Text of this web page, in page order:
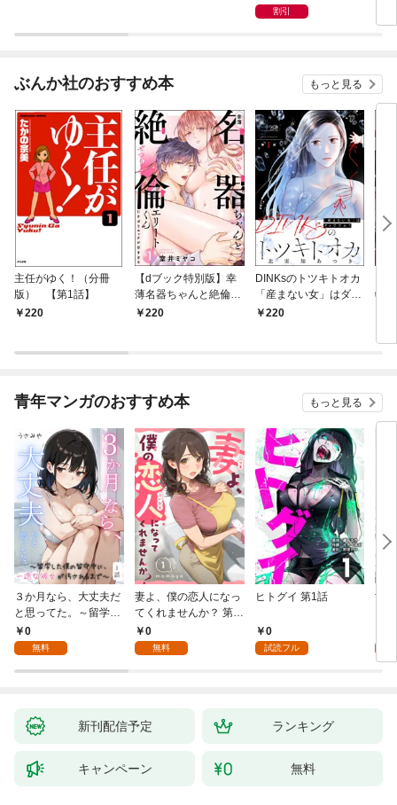
実はヤンデレだった二
割引
ぶんか社のおすすめ本 もっと見る
主任がゆく！（分冊
版） 【第1話】
220
【dブック特別版】幸
薄名器ちゃんと絶倫エ
リートくん むさぼりエ
220
DINKsのトツキトオカ
「産まない女」はダメ
ですか？（分冊版）
220
物
話】
青年マンガのおすすめ本 もっと見る
３か月なら、大丈夫だ
と思ってた。～留学し
た僕の留守中に、一途
な彼女が汚されるまで
0
無料
妻よ、僕の恋人になっ
てくれませんか？ 第1
話0
無料
ヒトグイ 第1話
0
試読フル
世
新刊配信予定 ランキング
キャンペーン 無料